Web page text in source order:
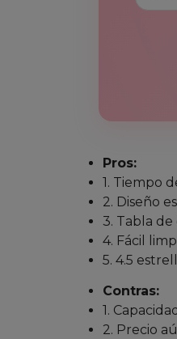
Pros:
1. Tiempo
2. Diseño
3. Tabla
4. Fácil
5. 4.5
Contras:
1.
2. Precio